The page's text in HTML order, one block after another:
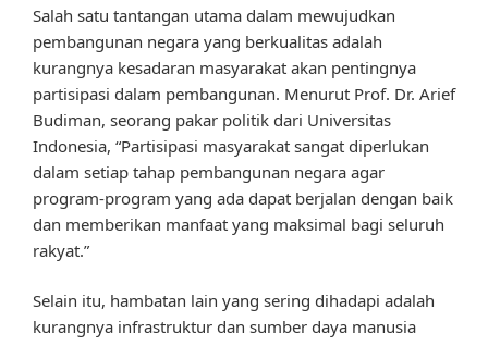
Salah satu tantangan utama dalam mewujudkan
pembangunan negara yang berkualitas adalah
kurangnya kesadaran masyarakat akan pentingnya
partisipasi dalam pembangunan. Menurut Prof. Dr. Arief
Budiman, seorang pakar politik dari Universitas
Indonesia, “Partisipasi masyarakat sangat diperlukan
dalam setiap tahap pembangunan negara agar
program-program yang ada dapat berjalan dengan baik
dan memberikan manfaat yang maksimal bagi seluruh
rakyat.”
Selain itu, hambatan lain yang sering dihadapi adalah
kurangnya infrastruktur dan sumber daya manusia